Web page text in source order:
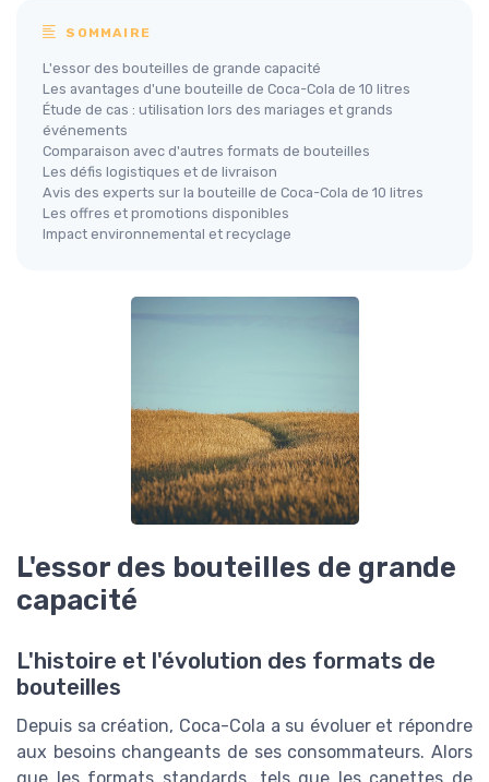
SOMMAIRE
L'essor des bouteilles de grande capacité
Les avantages d'une bouteille de Coca-Cola de 10 litres
Étude de cas : utilisation lors des mariages et grands
événements
Comparaison avec d'autres formats de bouteilles
Les défis logistiques et de livraison
Avis des experts sur la bouteille de Coca-Cola de 10 litres
Les offres et promotions disponibles
Impact environnemental et recyclage
L'essor des bouteilles de grande
capacité
L'histoire et l'évolution des formats de
bouteilles
Depuis sa création, Coca-Cola a su évoluer et répondre
aux besoins changeants de ses consommateurs. Alors